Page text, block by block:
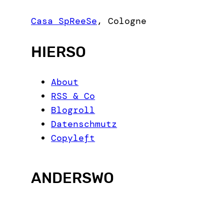
c
Casa SpReeSe,Cologne
HIERSO
About
RSS & Co
Blogroll
Datenschmutz
Copyleft
ANDERSWO